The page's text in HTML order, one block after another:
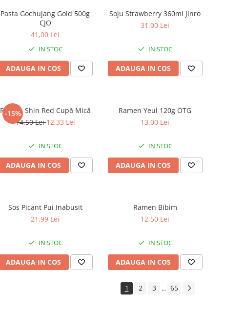
Pasta Gochujang Gold 500g
CJO
41,00 Lei
IN STOC
ADAUGA IN COS
Soju Strawberry 360ml Jinro
31,00 Lei
IN STOC
ADAUGA IN COS
-15%
Ramen Shin Red Cupă Mică
14,50 Lei12,33 Lei
IN STOC
ADAUGA IN COS
Ramen Yeul 120g OTG
13,00 Lei
IN STOC
ADAUGA IN COS
Sos Picant Pui Inabusit
21,99 Lei
IN STOC
ADAUGA IN COS
Ramen Bibim
12,50 Lei
IN STOC
ADAUGA IN COS
1 2 3 ... 65